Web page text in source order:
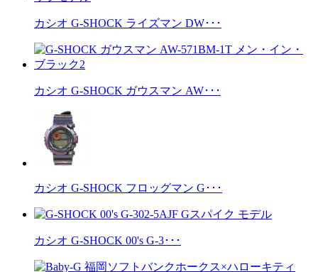
カシオ G-SHOCK ライズマン DW･･･
カシオ G-SHOCK ガウスマン AW･･･
カシオ G-SHOCK フロッグマン G･･･
カシオ G-SHOCK 00's G-3･･･